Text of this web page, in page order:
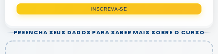
INSCREVA-SE
PREENCHA SEUS DADOS PARA SABER MAIS SOBRE O CURSO